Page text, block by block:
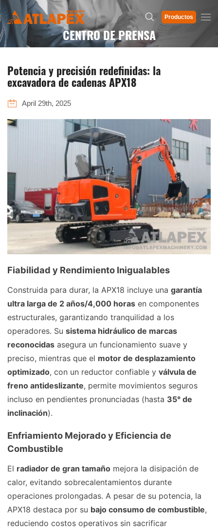
Productos
CENTRO DE PRENSA
Potencia y precisión redefinidas: la
excavadora de cadenas APX18
April 29th, 2025
Fiabilidad y Rendimiento Inigualables
Construida para durar, la APX18 incluye una garantía
ultra larga de 2 años/4,000 horas en componentes
estructurales, garantizando tranquilidad a los
operadores. Su sistema hidráulico de marcas
reconocidas asegura un funcionamiento suave y
preciso, mientras que el motor de desplazamiento
optimizado, con un reductor confiable y válvula de
freno antideslizante, permite movimientos seguros
incluso en pendientes pronunciadas (hasta 35° de
inclinación).
Enfriamiento Mejorado y Eficiencia de
Combustible
El radiador de gran tamaño mejora la disipación de
calor, evitando sobrecalentamientos durante
operaciones prolongadas. A pesar de su potencia, la
APX18 destaca por su bajo consumo de combustible,
reduciendo costos operativos sin sacrificar